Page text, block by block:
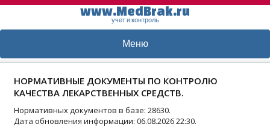
www.MedBrak.ru
учет и контроль
Меню
НОРМАТИВНЫЕ ДОКУМЕНТЫ ПО КОНТРОЛЮ
КАЧЕСТВА ЛЕКАРСТВЕННЫХ СРЕДСТВ.
Нормативных документов в базе: 28630.
Дата обновления информации: 06.08.2026 22:30.